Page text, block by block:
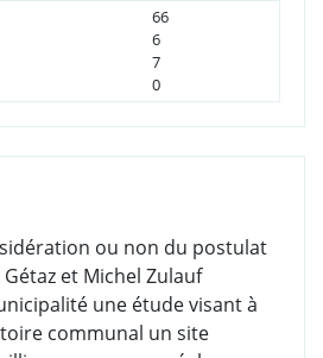
66
6
7
0
ou non du postulat
et Michel Zulauf
une étude visant à
communal un site